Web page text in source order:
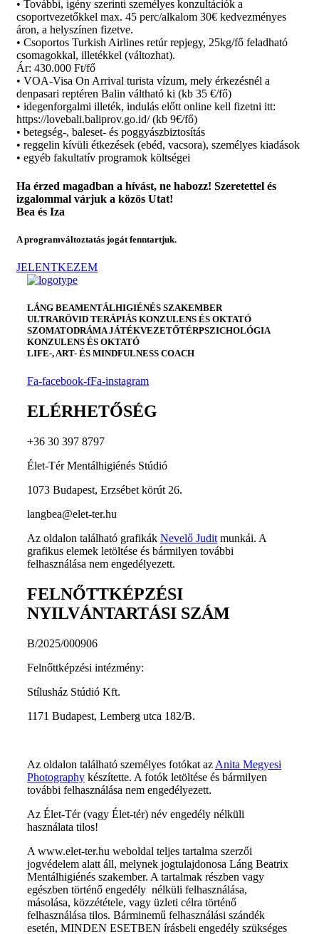
• További, igény szerinti személyes konzultációk a
csoportvezetőkkel max. 45 perc/alkalom 30€ kedvezményes
áron, a helyszínen fizetve.
• Csoportos Turkish Airlines retúr repjegy, 25kg/fő feladható
csomagokkal, illetékkel (változhat).
Ár: 430.000 Ft/fő
• VOA-Visa On Arrival turista vízum, mely érkezésnél a
denpasari reptéren Balin váltható ki (kb 35 €/fő)
• idegenforgalmi illeték, indulás előtt online kell fizetni itt:
https://lovebali.baliprov.go.id/ (kb 9€/fő)
• betegség-, baleset- és poggyászbiztosítás
• reggelin kívüli étkezések (ebéd, vacsora), személyes kiadások
• egyéb fakultatív programok költségei
Ha érzed magadban a hívást, ne habozz! Szeretettel és
izgalommal várjuk a közös Utat!
Bea és Iza
A programváltoztatás jogát fenntartjuk.
JELENTKEZEM
LÁNG BEAMENTÁLHIGIÉNÉS SZAKEMBER
ULTRARÖVID TERÁPIÁS KONZULENS ÉS OKTATÓ
SZOMATODRÁMA JÁTÉKVEZETŐTÉRPSZICHOLÓGIA
KONZULENS ÉS OKTATÓ
LIFE-, ART- ÉS MINDFULNESS COACH
Fa-facebook-fFa-instagram
ELÉRHETŐSÉG
+36 30 397 8797
Élet-Tér Mentálhigiénés Stúdió
1073 Budapest, Erzsébet körút 26.
langbea@elet-ter.hu
Az oldalon található grafikák Nevelő Judit munkái. A
grafikus elemek letöltése és bármilyen további
felhasználása nem engedélyezett.
FELNŐTTKÉPZÉSI
NYILVÁNTARTÁSI SZÁM
B/2025/000906
Felnőttképzési intézmény:
Stílusház Stúdió Kft.
1171 Budapest, Lemberg utca 182/B.
Az oldalon található személyes fotókat az Anita Megyesi
Photography készítette. A fotók letöltése és bármilyen
további felhasználása nem engedélyezett.
Az Élet-Tér (vagy Élet-tér) név engedély nélküli
használata tilos!
A www.elet-ter.hu weboldal teljes tartalma szerzői
jogvédelem alatt áll, melynek jogtulajdonosa Láng Beatrix
Mentálhigiénés szakember. A tartalmak részben vagy
egészben történő engedély nélküli felhasználása,
másolása, közzététele, vagy üzleti célra történő
felhasználása tilos. Bárminemű felhasználási szándék
esetén, MINDEN ESETBEN írásbeli engedély szükséges